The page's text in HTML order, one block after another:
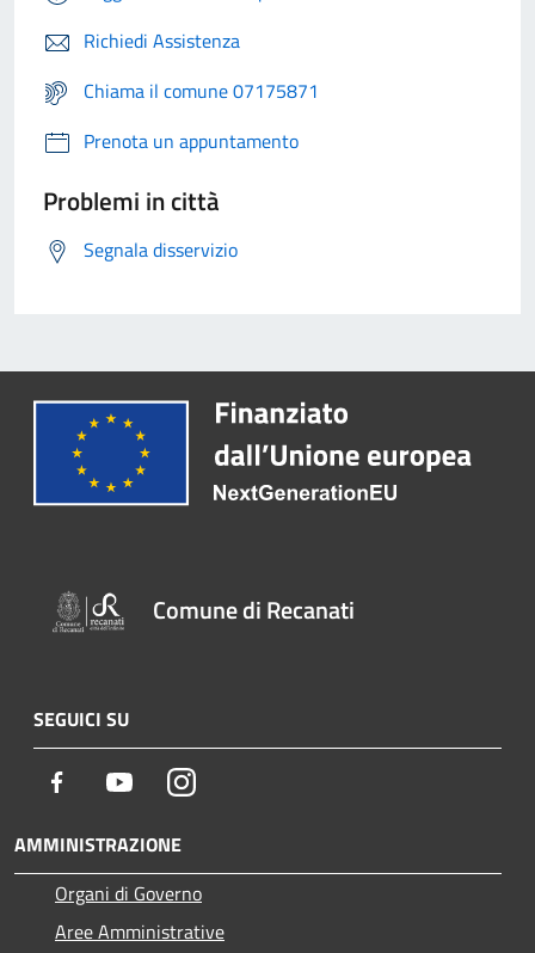
Richiedi Assistenza
Chiama il comune 07175871
Prenota un appuntamento
Problemi in città
Segnala disservizio
Comune di Recanati
SEGUICI SU
Facebook YoutubeInstagram
AMMINISTRAZIONE
Organi di Governo
Aree Amministrative